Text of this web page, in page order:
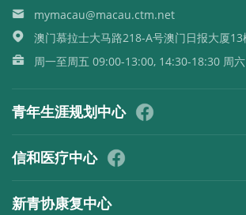
mymacau@macau.ctm.net
澳门慕拉士大马路218-A号澳门日报大厦13
周一至周五 09:00-13:00, 14:30-18:30 周
青年生涯规划中心
信和医疗中心
新青协康复中心